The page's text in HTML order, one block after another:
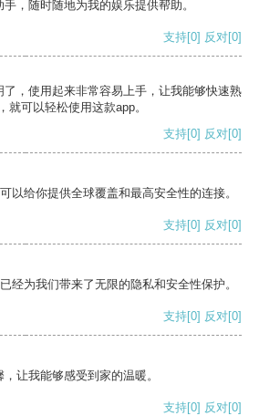
，随时随地为我的娱乐提供帮助。
支持[0] 反对[0]
，使用起来非常容易上手，让我能够快速熟
就可以轻松使用这款app。
支持[0] 反对[0]
以给你提供全球覆盖和最高安全性的连接。
支持[0] 反对[0]
经为我们带来了无限的隐私和安全性保护。
支持[0] 反对[0]
让我能够感受到家的温暖。
支持[0] 反对[0]